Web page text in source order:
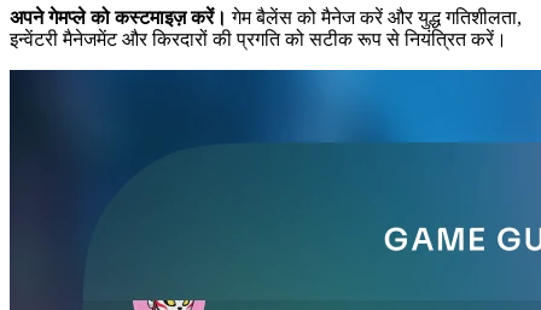
अपने गेमप्ले को कस्टमाइज़ करें। गेम बैलेंस को मैनेज करें और युद्ध गतिशीलता,
इन्वेंटरी मैनेजमेंट और किरदारों की प्रगति को सटीक रूप से नियंत्रित करें।